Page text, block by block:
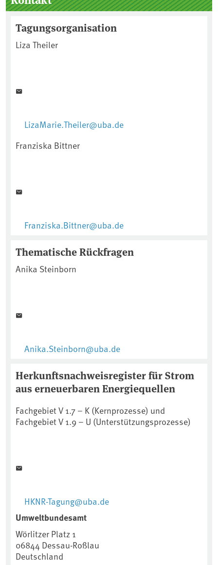
Tagungsorganisation
Liza Theiler
LizaMarie.Theiler@uba.de
Franziska Bittner
Franziska.Bittner@uba.de
Thematische Rückfragen
Anika Steinborn
Anika.Steinborn@uba.de
Herkunftsnachweisregister für Strom
aus erneuerbaren Energiequellen
Fachgebiet V 1.7 – K (Kernprozesse) und
Fachgebiet V 1.9 – U (Unterstützungsprozesse)
HKNR-Tagung@uba.de
Umweltbundesamt
Wörlitzer Platz 1
06844 Dessau-Roßlau
Deutschland